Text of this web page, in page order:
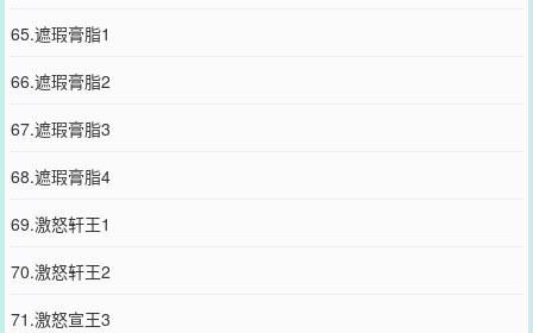
65.遮瑕膏脂1
66.遮瑕膏脂2
67.遮瑕膏脂3
68.遮瑕膏脂4
69.激怒轩王1
70.激怒轩王2
71.激怒宣王3